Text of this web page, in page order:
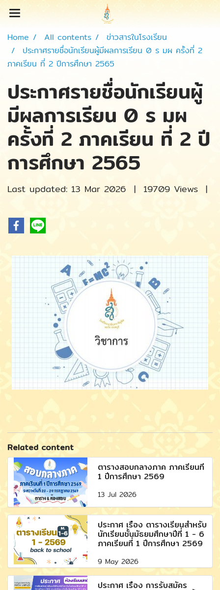
Home All contents
ข่าวสารในโรงเรียน
ประกาศรายชื่อนักเรียนผู้มีผลการเรียน 0 ร มผ ครั้งที่ 2
ภาคเรียน ที่ 2 ปีการศึกษา 2565
ประกาศรายชื่อนักเรียนผู้
มีผลการเรียน 0 ร มผ
ครั้งที่ 2 ภาคเรียน ที่ 2 ปี
การศึกษา 2565
Last updated: 13 Mar 2026 | 19709 Views |
Related content
ตารางสอบกลางภาค ภาคเรียนที่
1 ปีการศึกษา 2569
13 Jul 2026
ประกาศ เรื่อง ตารางเรียนสำหรับ
นักเรียนชั้นมัธยมศึกษาปีที่ 1 - 6
ภาคเรียนที่ 1 ปีการศึกษา 2569
9 May 2026
ประกาศ เรื่อง การรับสมัคร